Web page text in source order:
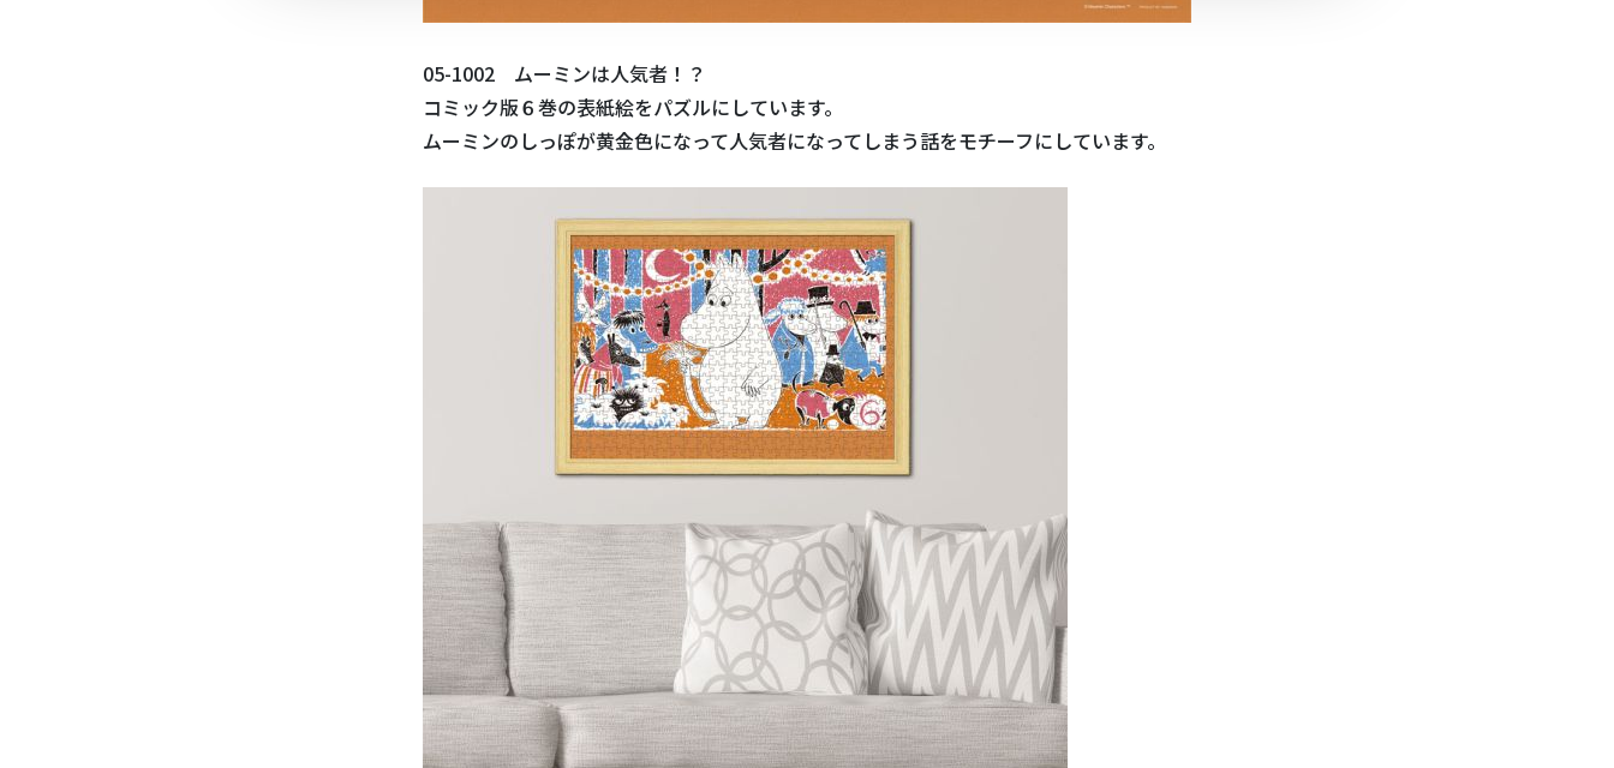
05-1002 ムーミンは人気者！？
コミック版６巻の表紙絵をパズルにしています。
ムーミンのしっぽが黄金色になって人気者になってしまう話をモチーフにしています。